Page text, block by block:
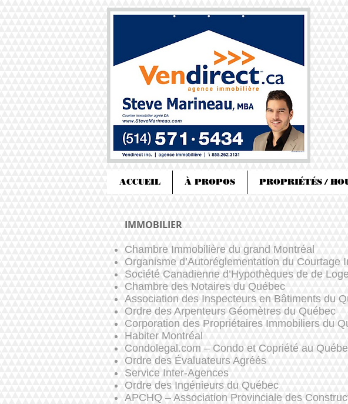
ACCUEIL À PROPOS PROPRIÉTÉS /
IMMOBILIER
Chambre Immobilière du grand Montréal
Organisme d’Autoréglementation du Courtage
Société Canadienne d’Hypothèques de de
Chambre des Notaires du Québec
Association des Inspecteurs en Bâtiments du
Ordre des Arpenteurs Géomètres du Québec
Corporation des Propriétaires Immobiliers du
Habiter Montréal
Condolegal.com – Condo et Copriété au
Ordre des Évaluateurs Agréés
Service Inter-Agences
Ordre des Ingénieurs du Québec
APCHQ – Association Provinciale des